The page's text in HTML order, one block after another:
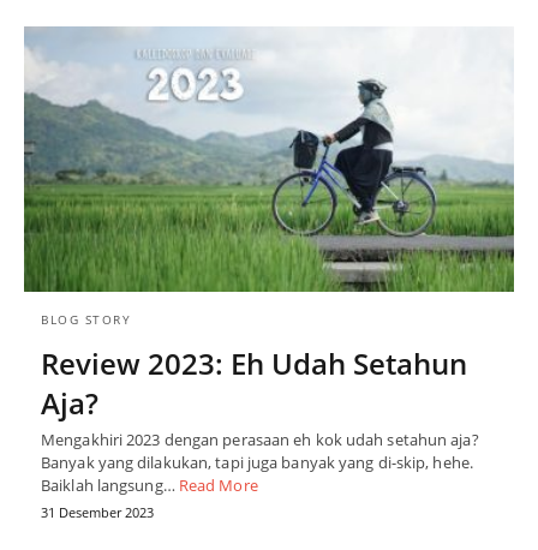
BLOG STORY
Review 2023: Eh Udah Setahun
Aja?
Mengakhiri 2023 dengan perasaan eh kok udah setahun aja?
Banyak yang dilakukan, tapi juga banyak yang di-skip, hehe.
Baiklah langsung… Read More
31 Desember 2023